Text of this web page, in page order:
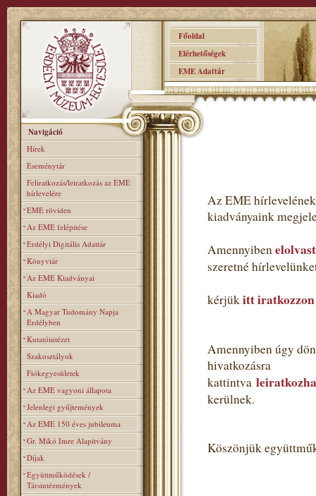
Főoldal
Elérhetőségek
EME Adattár
Navigáció
Hírek
Eseménytár
Feliratkozás/leiratkozás az EME
hírlevelére
EME röviden
Az EME felépitése
Erdélyi Digitális Adattár
Könyvtár
Az EME Kiadványai
Kiadó
A Magyar Tudomány Napja
Erdélyben
Kutatóintézet
Szakosztályok
Fiókegyesületek
Az EME vagyoni állapota
Jelenlegi gyűjtemények
Az EME 150 éves jubileuma
Gr. Mikó Imre Alapitvány
Díjak
Együttműködések /
Társintézmények
Az EME
kiadványaink
Amennyiben
szeretné
kérjükitt
Amennyiben úgy
hivatkozásra
kattintva
kerülnek.
Köszönjük